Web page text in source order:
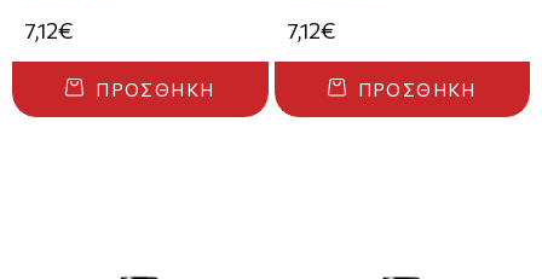
7,12€
ΠΡΟΣΘΉΚΗ
7,12€
ΠΡΟΣΘΉΚΗ